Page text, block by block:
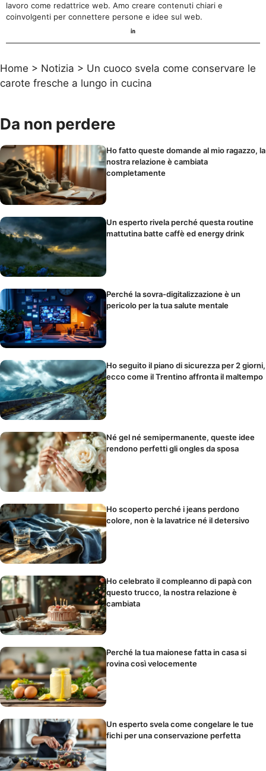
lavoro come redattrice web. Amo creare contenuti chiari e
coinvolgenti per connettere persone e idee sul web.
Home > Notizia > Un cuoco svela come conservare le
carote fresche a lungo in cucina
Da non perdere
Ho fatto queste domande al mio ragazzo, la
nostra relazione è cambiata
completamente
Un esperto rivela perché questa routine
mattutina batte caffè ed energy drink
Perché la sovra-digitalizzazione è un
pericolo per la tua salute mentale
Ho seguito il piano di sicurezza per 2 giorni,
ecco come il Trentino affronta il maltempo
Né gel né semipermanente, queste idee
rendono perfetti gli ongles da sposa
Ho scoperto perché i jeans perdono
colore, non è la lavatrice né il detersivo
Ho celebrato il compleanno di papà con
questo trucco, la nostra relazione è
cambiata
Perché la tua maionese fatta in casa si
rovina così velocemente
Un esperto svela come congelare le tue
fichi per una conservazione perfetta